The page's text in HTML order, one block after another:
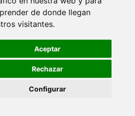
de donde llegan
visitantes.
Aceptar
Rechazar
Configurar